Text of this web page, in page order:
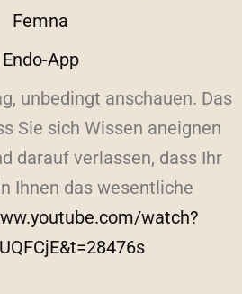
Femna
Endo-App
unbedingt anschauen. Das
Sie sich Wissen aneignen
darauf verlassen, dass Ihr
Ihnen das wesentliche
watch?